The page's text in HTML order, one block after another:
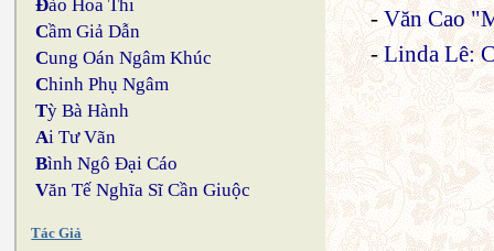
Đào Hoa Thi
Cầm Giả Dẫn
Cung Oán Ngâm Khúc
Chinh Phụ Ngâm
Tỳ Bà Hành
Ai Tư Vãn
Bình Ngô Đại Cáo
Văn Tế Nghĩa Sĩ Cần Giuộc
Tác Giả
-Văn Cao
-Linda Lê: